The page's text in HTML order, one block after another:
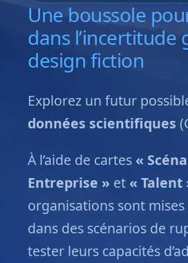
Une boussole
dans l’incertitude
design fiction
Explorez un futur
données scientifiques
À l’aide de cartes «
Entreprise » et « Talent
organisations sont
dans des scénarios de
tester leurs capacités